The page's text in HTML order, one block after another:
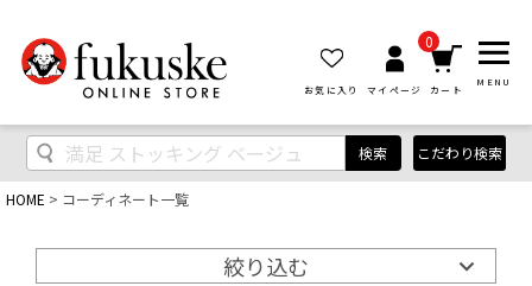
お気に入り マイページ
0
カート
MENU
検索 こだわり検索
HOME コーディネート一覧
絞り込む